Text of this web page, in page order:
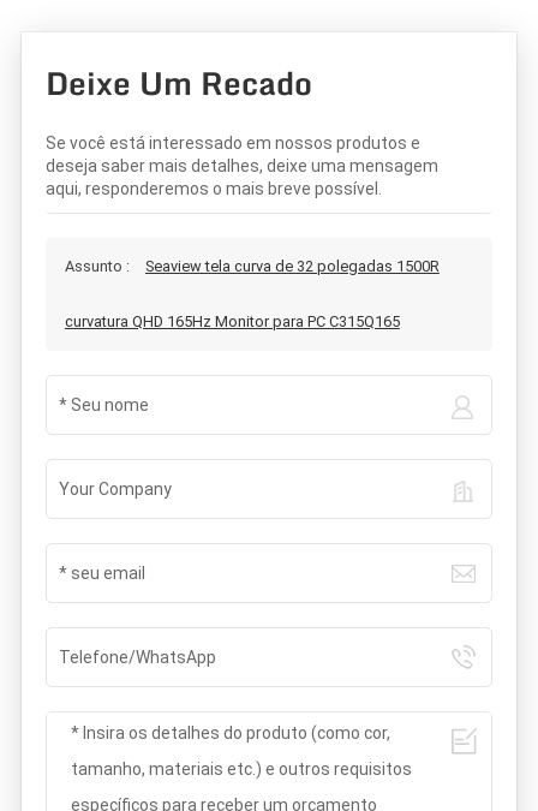
Deixe Um Recado
Se você está interessado em nossos produtos e
deseja saber mais detalhes, deixe uma mensagem
aqui, responderemos o mais breve possível.
Assunto : Seaview tela curva de 32 polegadas 1500R
curvatura QHD 165Hz Monitor para PC C315Q165